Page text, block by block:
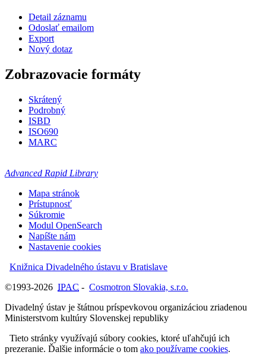
Detail záznamu
Odoslať emailom
Export
Nový dotaz
Zobrazovacie formáty
Skrátený
Podrobný
ISBD
ISO690
MARC
Advanced Rapid Library
Mapa stránok
Prístupnosť
Súkromie
Modul OpenSearch
Napíšte nám
Nastavenie cookies
Knižnica Divadelného ústavu v Bratislave
©1993-2026 IPAC - Cosmotron Slovakia, s.r.o.
Divadelný ústav je štátnou príspevkovou organizáciou zriadenou
Ministerstvom kultúry Slovenskej republiky
Tieto stránky využívajú súbory cookies, ktoré uľahčujú ich
prezeranie. Ďalšie informácie o tom ako používame cookies.